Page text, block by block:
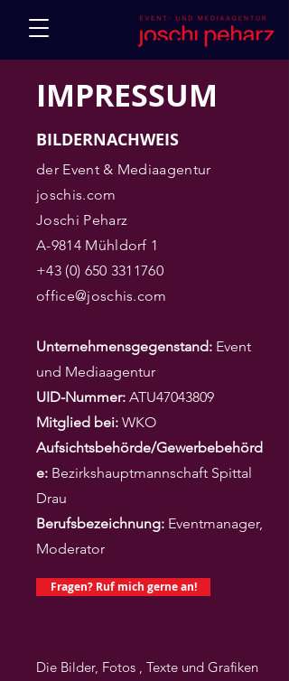
IMPRESSUM
BILDERNACHWEIS
der Event & Mediaagentur
joschis.com
Joschi Peharz
A-9814 Mühldorf 1
+43 (0) 650 3311760
office@joschis.com
Unternehmensgegenstand: Event
und Mediaagentur
UID-Nummer: ATU47043809
Mitglied bei: WKO
Aufsichtsbehörde/Gewerbebehörd
e: Bezirkshauptmannschaft Spittal
Drau
Berufsbezeichnung: Eventmanager,
Moderator
Fragen? Ruf mich gerne an!
Die Bilder, Fotos , Texte und Grafiken